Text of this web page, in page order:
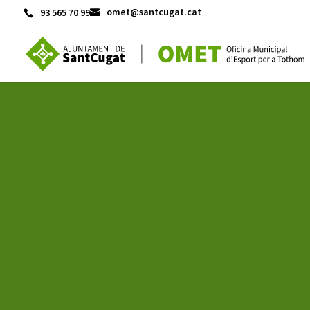
93 565 70 99 omet@santcugat.cat
ACTIVITATS D'ESTIU